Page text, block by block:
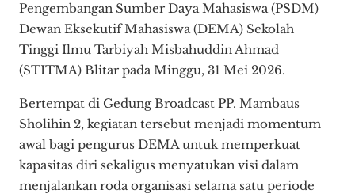
Pengembangan Sumber Daya Mahasiswa (PSDM)
Dewan Eksekutif Mahasiswa (DEMA) Sekolah
Tinggi Ilmu Tarbiyah Misbahuddin Ahmad
(STITMA) Blitar pada Minggu, 31 Mei 2026.
Bertempat di Gedung Broadcast PP. Mambaus
Sholihin 2, kegiatan tersebut menjadi momentum
awal bagi pengurus DEMA untuk memperkuat
kapasitas diri sekaligus menyatukan visi dalam
menjalankan roda organisasi selama satu periode